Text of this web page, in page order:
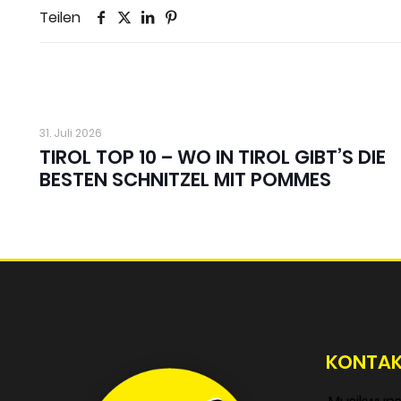
Teilen
31. Juli 2026
TIROL TOP 10 – WO IN TIROL GIBT’S DIE
BESTEN SCHNITZEL MIT POMMES